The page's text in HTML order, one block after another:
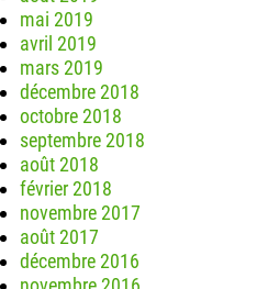
mai 2019
avril 2019
mars 2019
décembre 2018
octobre 2018
septembre 2018
août 2018
février 2018
novembre 2017
août 2017
décembre 2016